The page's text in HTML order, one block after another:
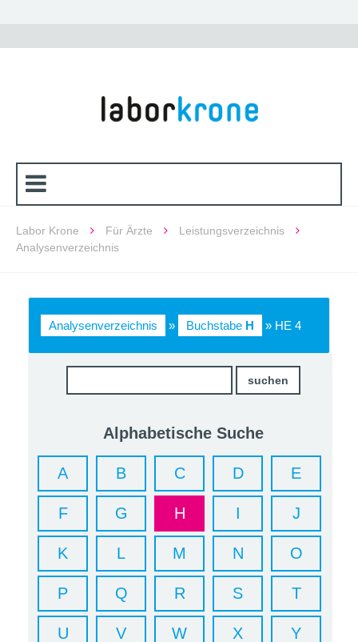
Labor Krone Für Ärzte
Leistungsverzeichnis
Analysenverzeichnis
Analysenverzeichnis » Buchstabe H » HE 4
Alphabetische Suche
A B C D E
F G H I J
K L M N O
P Q R S T
U V W X Y